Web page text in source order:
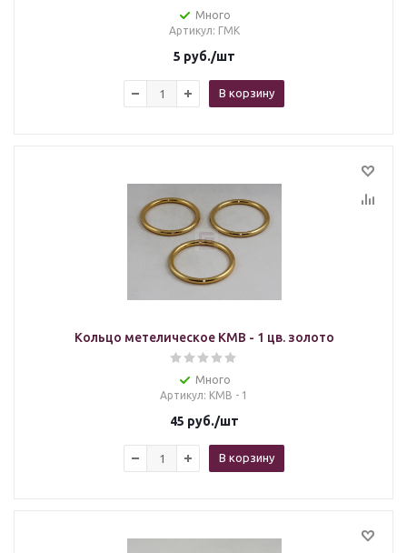
Много
Артикул: ГМК
5 руб./шт
В корзину
Кольцо метелическое KMB - 1 цв. золото
Много
Артикул: KMB - 1
45 руб./шт
В корзину